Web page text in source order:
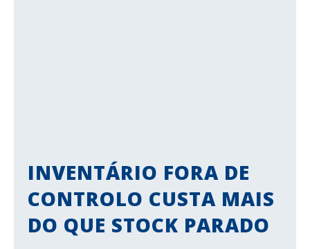
INVENTÁRIO FORA DE
CONTROLO CUSTA MAIS
DO QUE STOCK PARADO